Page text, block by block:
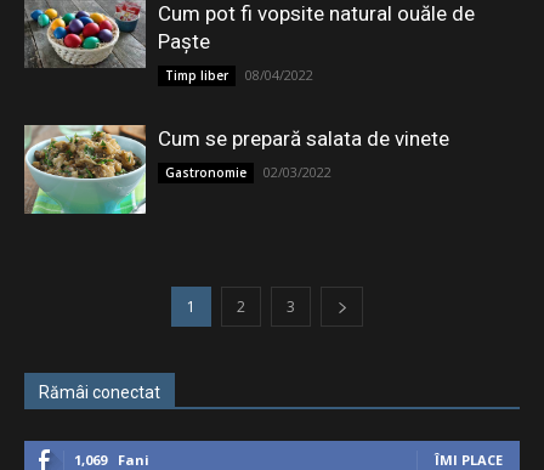
Cum pot fi vopsite natural ouăle de
Paște
Timp liber 08/04/2022
Cum se prepară salata de vinete
Gastronomie 02/03/2022
1 2 3
Rămâi conectat
1,069 Fani ÎMI PLACE